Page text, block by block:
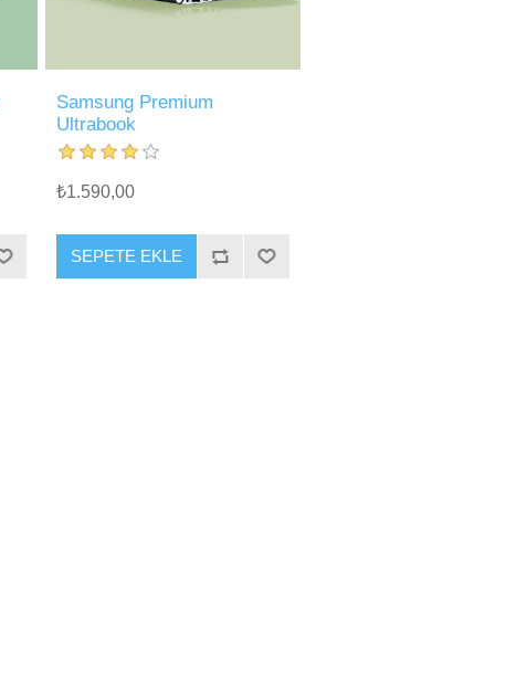
Samsung Premium
Ultrabook
₺1.590,00
SEPETE EKLE